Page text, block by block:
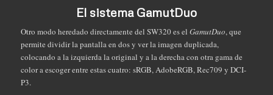
El sistema GamutDuo
Otro modo heredado directamente del SW320 es el GamutDuo, que
permite dividir la pantalla en dos y ver la imagen duplicada,
colocando a la izquierda la original y a la derecha con otra gama de
color a escoger entre estas cuatro: sRGB, AdobeRGB, Rec709 y DCI-
P3.